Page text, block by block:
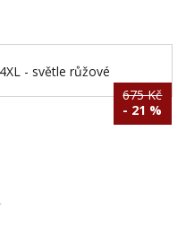
675 Kč
- 21 %